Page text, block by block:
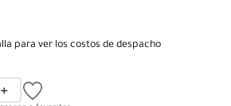
para ver los costos de despacho
＋